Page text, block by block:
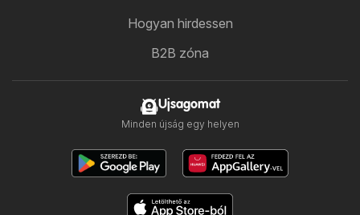
Hogyan hirdessen
B2B zóna
Ujsagomat
Minden újság egy helyen